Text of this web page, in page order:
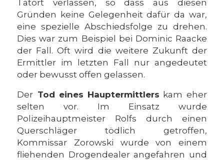
Tatort verlassen, so dass aus diesen
Gründen keine Gelegenheit dafür da war,
eine spezielle Abschiedsfolge zu drehen.
Dies war zum Beispiel bei Dominic Raacke
der Fall. Oft wird die weitere Zukunft der
Ermittler im letzten Fall nur angedeutet
oder bewusst offen gelassen.
Der Tod eines Hauptermittlers kam eher
selten vor. Im Einsatz wurde
Polizeihauptmeister Rolfs durch einen
Querschläger tödlich getroffen,
Kommissar Zorowski wurde von einem
fliehenden Drogendealer angefahren und